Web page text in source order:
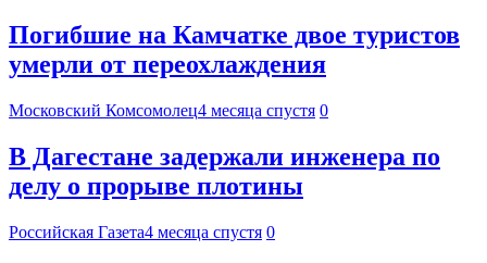
Погибшие на Камчатке двое туристов
умерли от переохлаждения
Московский Комсомолец4 месяца спустя 0
В Дагестане задержали инженера по
делу о прорыве плотины
Российская Газета4 месяца спустя 0